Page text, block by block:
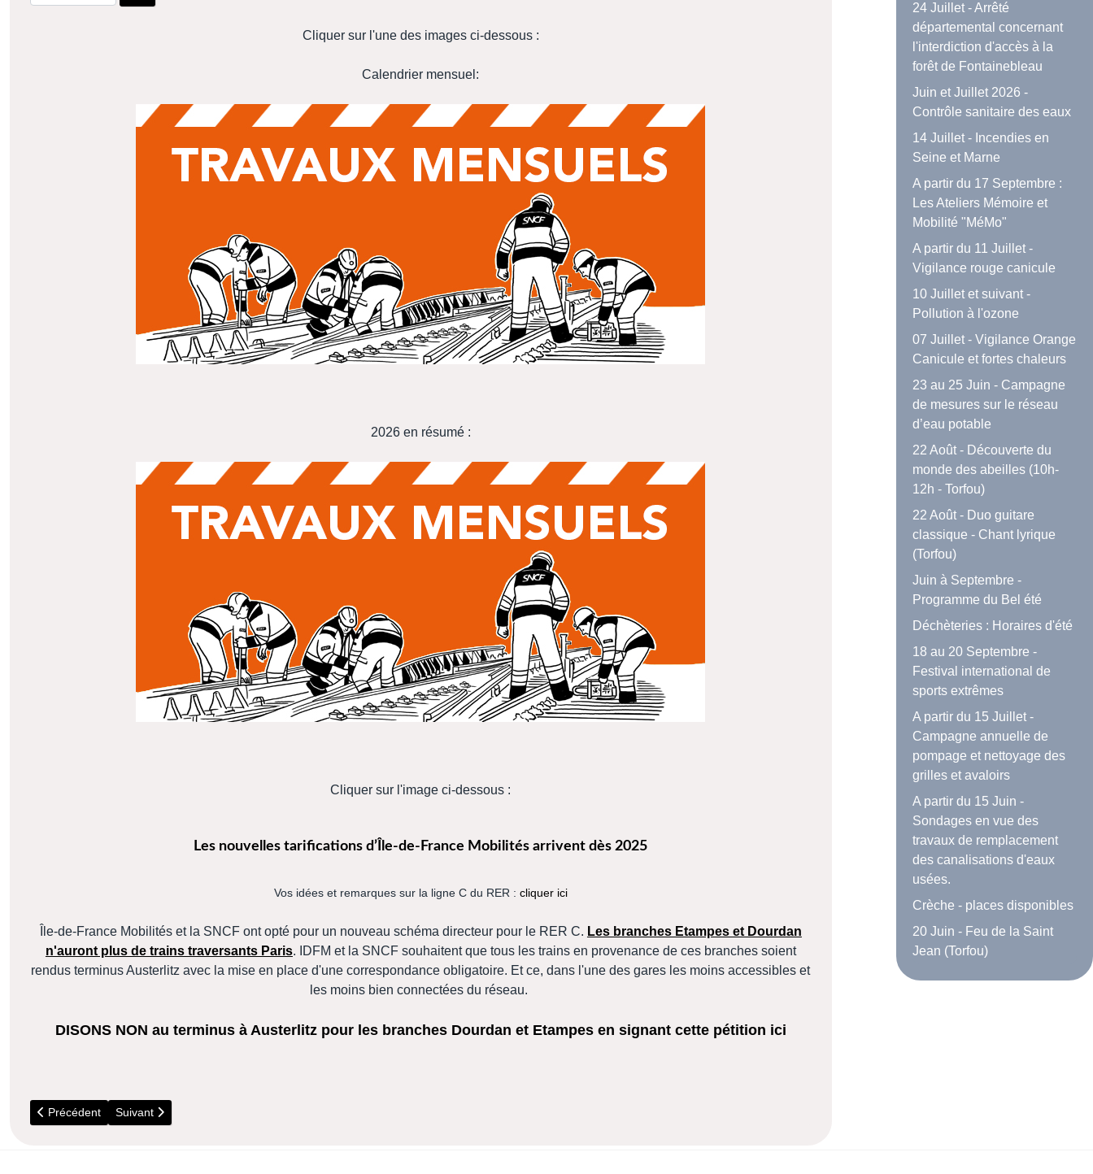
Cliquer sur l'une des images ci-dessous :
Calendrier mensuel:
2026 en résumé :
Cliquer sur l'image ci-dessous :
Les nouvelles tarifications d’Île-de-France Mobilités​ arrivent dès 2025
Vos idées et remarques sur la ligne C du RER : cliquer ici
Île-de-France Mobilités et la SNCF ont opté pour un nouveau schéma directeur pour le RER C. Les branches Etampes et Dourdan
n'auront plus de trains traversants Paris. IDFM et la SNCF souhaitent que tous les trains en provenance de ces branches soient
rendus terminus Austerlitz avec la mise en place d'une correspondance obligatoire. Et ce, dans l'une des gares les moins accessibles et
les moins bien connectées du réseau.
DISONS NON au terminus à Austerlitz pour les branches Dourdan et Etampes en signant cette pétition ici
Article précédent : 2025 - Agenda culturel de l'Essonne
Précédent Article suivant : 23 Juillet - Gestion des lacs-réservoirs du bassin versant Seine-Amont et soutien des débits des rivières durant l'été 2026
Suivant
24 Juillet - Arrêté
départemental concernant
l'interdiction d'accès à la
forêt de Fontainebleau
Juin et Juillet 2026 -
Contrôle sanitaire des eaux
14 Juillet - Incendies en
Seine et Marne
A partir du 17 Septembre :
Les Ateliers Mémoire et
Mobilité "MéMo"
A partir du 11 Juillet -
Vigilance rouge canicule
10 Juillet et suivant -
Pollution à l'ozone
07 Juillet - Vigilance Orange
Canicule et fortes chaleurs
23 au 25 Juin - Campagne
de mesures sur le réseau
d’eau potable
22 Août - Découverte du
monde des abeilles (10h-
12h - Torfou)
22 Août - Duo guitare
classique - Chant lyrique
(Torfou)
Juin à Septembre -
Programme du Bel été
Déchèteries : Horaires d'été
18 au 20 Septembre -
Festival international de
sports extrêmes
A partir du 15 Juillet -
Campagne annuelle de
pompage et nettoyage des
grilles et avaloirs
A partir du 15 Juin -
Sondages en vue des
travaux de remplacement
des canalisations d'eaux
usées.
Crèche - places disponibles
20 Juin - Feu de la Saint
Jean (Torfou)